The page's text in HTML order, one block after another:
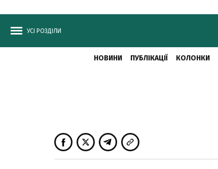
УСІ РОЗДІЛИ
НОВИНИ ПУБЛІКАЦІЇ КОЛОНКИ